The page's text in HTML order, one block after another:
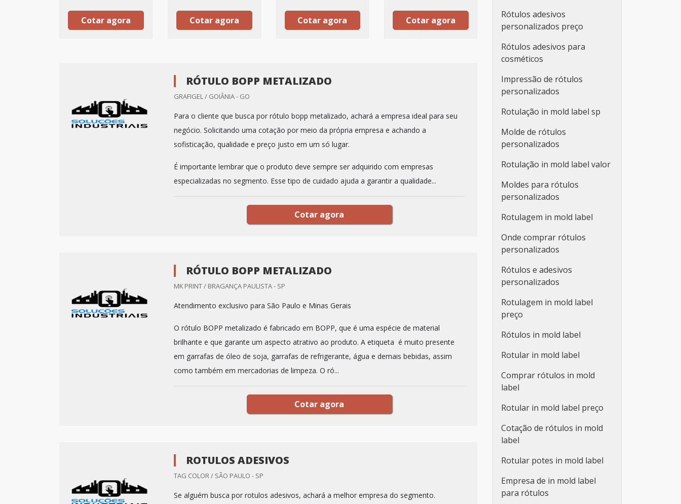
Cotar agora Cotar agora Cotar agora Cotar agora
RÓTULO BOPP METALIZADO
GRAFIGEL / GOIÂNIA - GO
Para o cliente que busca por rótulo bopp metalizado, achará a empresa ideal para seu
negócio. Solicitando uma cotação por meio da própria empresa e achando a
sofisticação, qualidade e preço justo em um só lugar.
É importante lembrar que o produto deve sempre ser adquirido com empresas
especializadas no segmento. Esse tipo de cuidado ajuda a garantir a qualidade...
Cotar agora
RÓTULO BOPP METALIZADO
MK PRINT / BRAGANÇA PAULISTA - SP
Atendimento exclusivo para São Paulo e Minas Gerais
O rótulo BOPP metalizado é fabricado em BOPP, que é uma espécie de material
brilhante e que garante um aspecto atrativo ao produto. A etiqueta é muito presente
em garrafas de óleo de soja, garrafas de refrigerante, água e demais bebidas, assim
como também em mercadorias de limpeza. O ró...
Cotar agora
ROTULOS ADESIVOS
TAG COLOR / SÃO PAULO - SP
Se alguém busca por rotulos adesivos, achará a melhor empresa do segmento.
Rótulos adesivos
personalizados preço
Rótulos adesivos para
cosméticos
Impressão de rótulos
personalizados
Rotulação in mold label sp
Molde de rótulos
personalizados
Rotulação in mold label valor
Moldes para rótulos
personalizados
Rotulagem in mold label
Onde comprar rótulos
personalizados
Rótulos e adesivos
personalizados
Rotulagem in mold label
preço
Rótulos in mold label
Rotular in mold label
Comprar rótulos in mold
label
Rotular in mold label preço
Cotação de rótulos in mold
label
Rotular potes in mold label
Empresa de in mold label
para rótulos